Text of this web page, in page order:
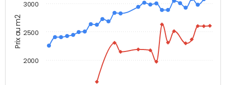
Prix au m2
2000
2500
3000